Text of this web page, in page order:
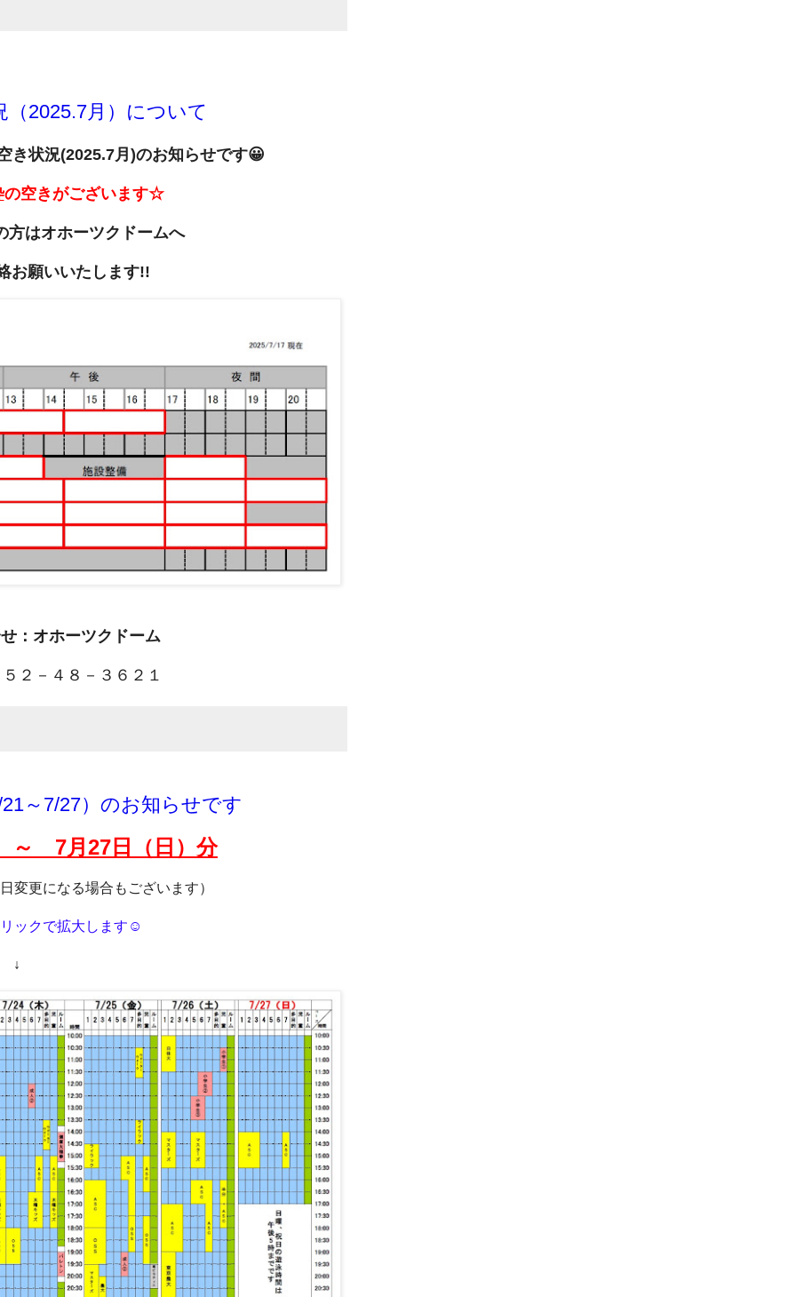
2025.7月）について
き状況(2025.7月 )のお知らせです😀
の空きがございます☆
方はオホーツクドームへ
お願いいたします!!
：オホーツクドーム
２－４８－３６２１
～7/27）のお知らせです
～ 7月27 日（日）分
変更になる場合もございます）
ックで拡大します☺